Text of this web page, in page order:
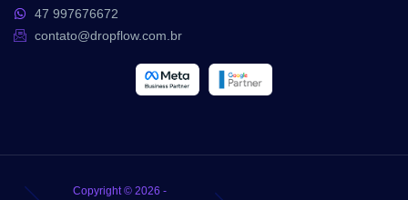
47 997676672
contato@dropflow.com.br
Copyright © 2026 -